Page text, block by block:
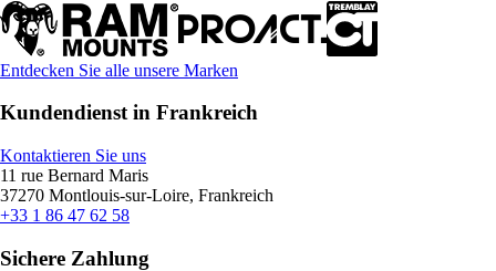
Entdecken Sie alle unsere Marken
Kundendienst in Frankreich
Kontaktieren Sie uns
11 rue Bernard Maris
37270 Montlouis-sur-Loire, Frankreich
+33 1 86 47 62 58
Sichere Zahlung